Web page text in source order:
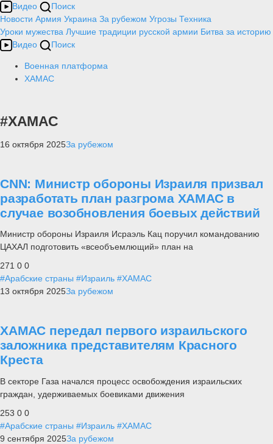
Видео
Поиск
Новости Армия Украина За рубежом Угрозы Техника
Уроки мужества Лучшие традиции русской армии Битва за историю
Видео
Поиск
Военная платформа
ХАМАС
#ХАМАС
16 октября 2025За рубежом
CNN: Министр обороны Израиля призвал
разработать план разгрома ХАМАС в
случае возобновления боевых действий
Министр обороны Израиля Исраэль Кац поручил командованию
ЦАХАЛ подготовить «всеобъемлющий» план на
271 0 0
#Арабские страны #Израиль #ХАМАС
13 октября 2025За рубежом
ХАМАС передал первого израильского
заложника представителям Красного
Креста
В секторе Газа начался процесс освобождения израильских
граждан, удерживаемых боевиками движения
253 0 0
#Арабские страны #Израиль #ХАМАС
9 сентября 2025За рубежом